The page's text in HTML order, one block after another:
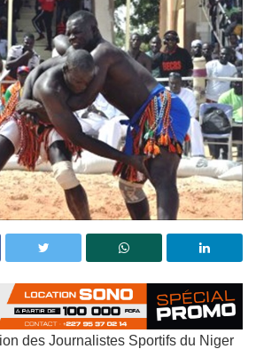
des Journalistes Sportifs du Niger